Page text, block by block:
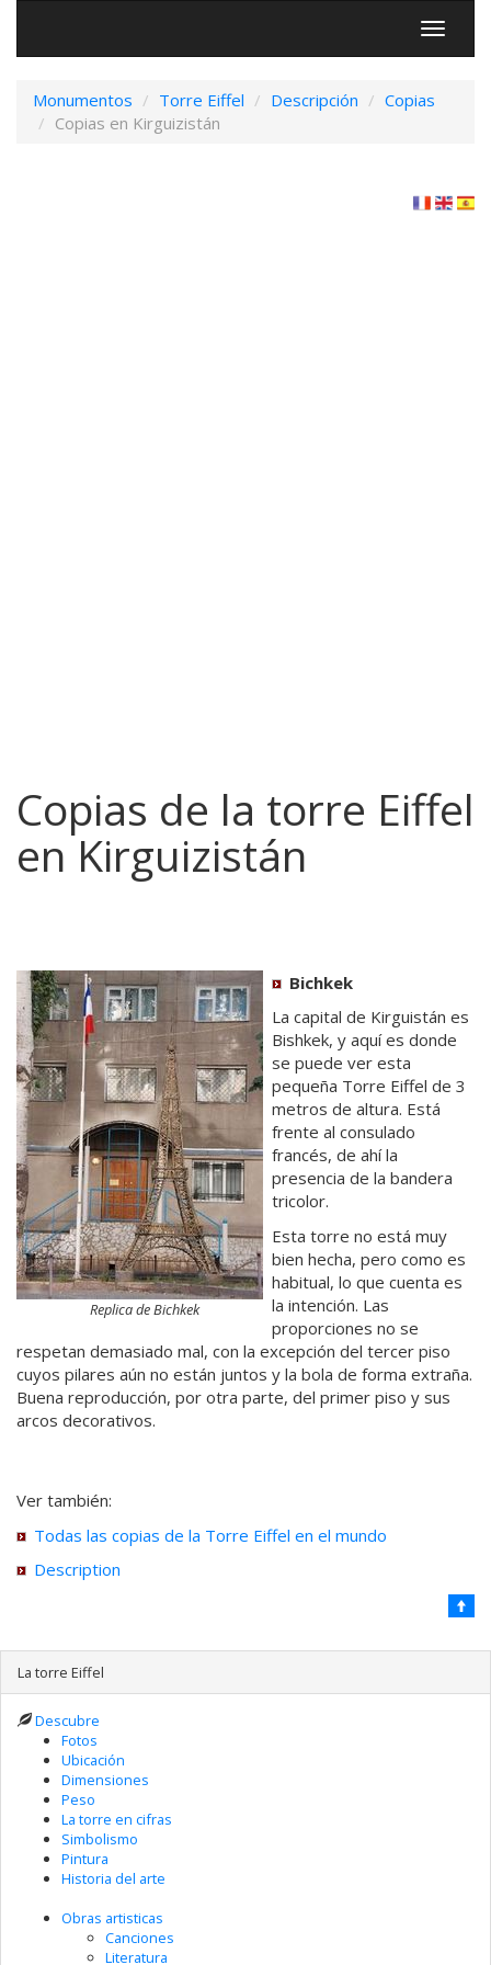
Menú
Monumentos Torre Eiffel Descripción
Copias
Copias en Kirguizistán
Copias de la torre Eiffel
en Kirguizistán
Replica de Bichkek
Bichkek
La capital de Kirguistán es
Bishkek, y aquí es donde
se puede ver esta
pequeña Torre Eiffel de 3
metros de altura. Está
frente al consulado
francés, de ahí la
presencia de la bandera
tricolor.
Esta torre no está muy
bien hecha, pero como es
habitual, lo que cuenta es
la intención. Las
proporciones no se
respetan demasiado mal, con la excepción del tercer piso
cuyos pilares aún no están juntos y la bola de forma extraña.
Buena reproducción, por otra parte, del primer piso y sus
arcos decorativos.
Ver también:
Todas las copias de la Torre Eiffel en el mundo
Description
La torre Eiffel
Descubre
Fotos
Ubicación
Dimensiones
Peso
La torre en cifras
Simbolismo
Pintura
Historia del arte
Obras artisticas
Canciones
Literatura